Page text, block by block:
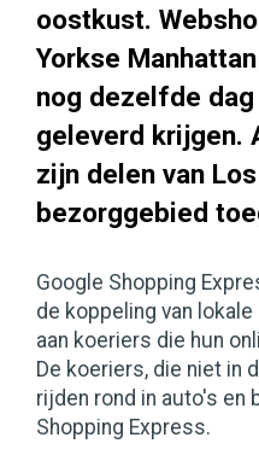
oostkust.
Yorkse
nog dezelfde
geleverd krijgen.
zijn delen van
bezorggebied
Google Shopping
de koppeling van
aan koeriers die hun
De koeriers, die niet in
rijden rond in auto's en
Shopping Express.